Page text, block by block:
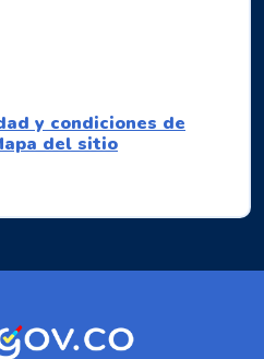
y condiciones de
del sitio
marca Colombia